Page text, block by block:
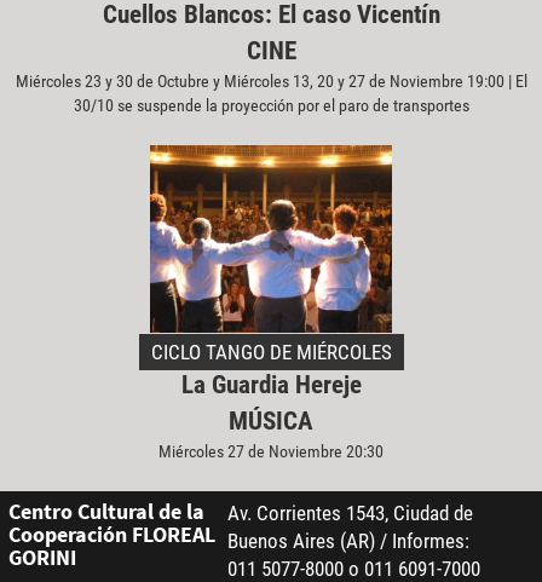
Cuellos Blancos: El caso Vicentín
CINE
Miércoles 23 y 30 de Octubre y Miércoles 13, 20 y 27 de Noviembre 19:00 | El
30/10 se suspende la proyección por el paro de transportes
CICLO TANGO DE MIÉRCOLES
La Guardia Hereje
MÚSICA
Miércoles 27 de Noviembre 20:30
Centro Cultural de la
Cooperación FLOREAL
GORINI
Av. Corrientes 1543, Ciudad de
Buenos Aires (AR) / Informes:
011 5077-8000 o 011 6091-7000